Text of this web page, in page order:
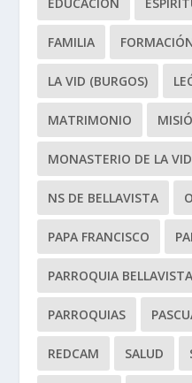
FAMILIA
LA VID (BURGOS)
MATRIMONIO
MONASTERIO DE LA VID
NS DE BELLAVISTA
PAPA FRANCISCO
PARROQUIA
PARROQUIAS
REDCAM SALUD